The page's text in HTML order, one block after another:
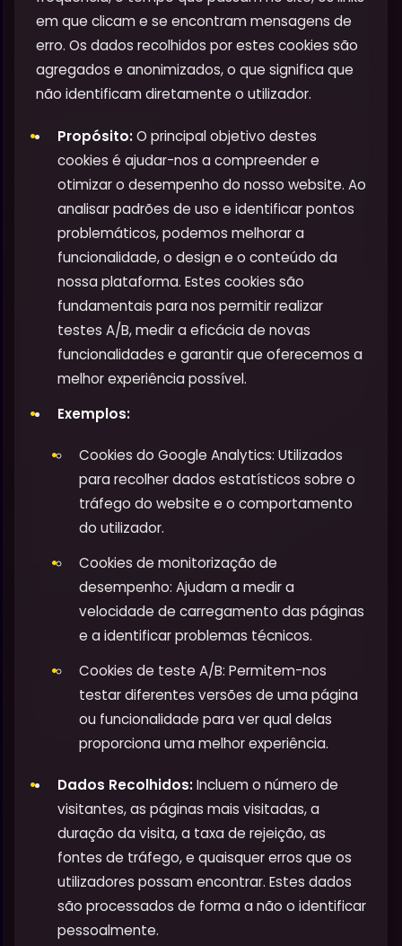
em que clicam e se encontram mensagens de
erro. Os dados recolhidos por estes cookies são
agregados e anonimizados, o que significa que
não identificam diretamente o utilizador.
Propósito:O principal objetivo destes
cookies é ajudar-nos a compreender e
otimizar o desempenho do nosso website. Ao
analisar padrões de uso e identificar pontos
problemáticos, podemos melhorar a
funcionalidade, o design e o conteúdo da
nossa plataforma. Estes cookies são
fundamentais para nos permitir realizar
testes A/B, medir a eficácia de novas
funcionalidades e garantir que oferecemos a
melhor experiência possível.
Exemplos:
Cookies do Google Analytics: Utilizados
para recolher dados estatísticos sobre o
tráfego do website e o comportamento
do utilizador.
Cookies de monitorização de
desempenho: Ajudam a medir a
velocidade de carregamento das páginas
e a identificar problemas técnicos.
Cookies de teste A/B: Permitem-nos
testar diferentes versões de uma página
ou funcionalidade para ver qual delas
proporciona uma melhor experiência.
Dados Recolhidos:Incluem o número de
visitantes, as páginas mais visitadas, a
duração da visita, a taxa de rejeição, as
fontes de tráfego, e quaisquer erros que os
utilizadores possam encontrar. Estes dados
são processados de forma a não o identificar
pessoalmente.